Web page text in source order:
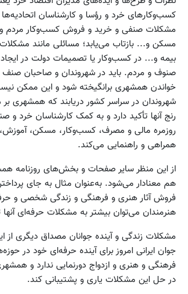
کسب‌وکارهای خرد و رؤسا و کارشناسان
مشکلات صنفی و خرید و فروش کسب‌وکار مردم و
مسکن و... بازتاب می‌یابد؛ مسائلی مانند مشکلات
بیمه و... در کسب‌وکار یا تصمیمات دولت در
صنوف و مردم. باید در شهروندان و صاحبان
خواندن همشهری برانگیخته شود و این ممکن
شهروندان در سراسر کشور دریابند که همشهری
رنج آنها تأکید دارد و به کمک کارشناسان خرد و
روزمره مالی و مصرف، کسب‌وکار، مسکن،
همراهی و راهنمایی می‌کند.
از این منظر سایر صفحات و بخش‌های روزنامه
هم معنادار می‌شود. به‌عنوان مثال به جای
فروش آثار هنری و فرهنگی و زندگی شخصی و
هنرمندان می‌توان بیشتر به مشکلات حرفه‌ای
مشکلات زندگی و آینده جوانان مصداق دیگری از
جوان ایرانی امروز برای آینده حرفه‌ای خود در
فرهنگی و هنری و ازدواج دورنمایی ندارد و همشهری
در حل این مشکلات یاری و پشتیبانی کند.